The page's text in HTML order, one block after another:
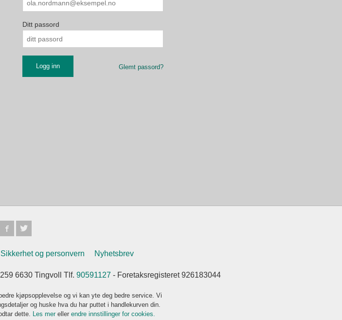
Ditt passord
Glemt passord?
Sikkerhet og personvern Nyhetsbrev
6630 Tingvoll Tlf. 90591127 - Foretaksregisteret 926183044
kjøpsopplevelse og vi kan yte deg bedre service. Vi
og huske hva du har puttet i handlekurven din.
dette. Les mer eller endre innstillinger for cookies.